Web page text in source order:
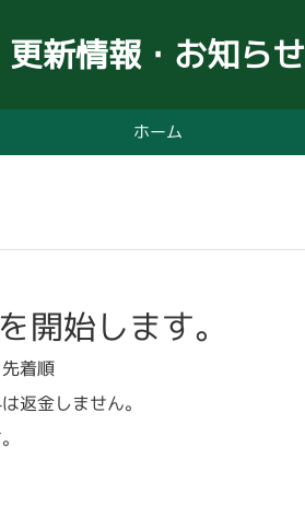
更新情報・お知らせ
ホーム